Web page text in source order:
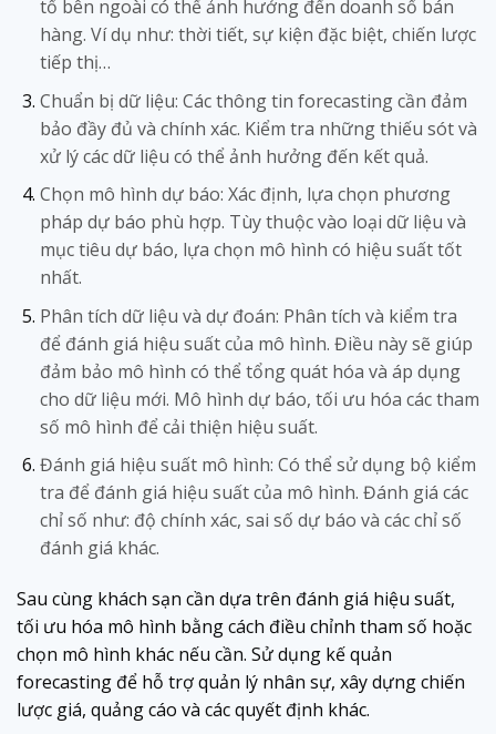
tố bên ngoài có thể ảnh hưởng đến doanh số bán
hàng. Ví dụ như: thời tiết, sự kiện đặc biệt, chiến lược
tiếp thị…
Chuẩn bị dữ liệu: Các thông tin forecasting cần đảm
bảo đầy đủ và chính xác. Kiểm tra những thiếu sót và
xử lý các dữ liệu có thể ảnh hưởng đến kết quả.
Chọn mô hình dự báo: Xác định, lựa chọn phương
pháp dự báo phù hợp. Tùy thuộc vào loại dữ liệu và
mục tiêu dự báo, lựa chọn mô hình có hiệu suất tốt
nhất.
Phân tích dữ liệu và dự đoán: Phân tích và kiểm tra
để đánh giá hiệu suất của mô hình. Điều này sẽ giúp
đảm bảo mô hình có thể tổng quát hóa và áp dụng
cho dữ liệu mới. Mô hình dự báo, tối ưu hóa các tham
số mô hình để cải thiện hiệu suất.
Đánh giá hiệu suất mô hình: Có thể sử dụng bộ kiểm
tra để đánh giá hiệu suất của mô hình. Đánh giá các
chỉ số như: độ chính xác, sai số dự báo và các chỉ số
đánh giá khác.
Sau cùng khách sạn cần dựa trên đánh giá hiệu suất,
tối ưu hóa mô hình bằng cách điều chỉnh tham số hoặc
chọn mô hình khác nếu cần. Sử dụng kế quản
forecasting để hỗ trợ quản lý nhân sự, xây dựng chiến
lược giá, quảng cáo và các quyết định khác.